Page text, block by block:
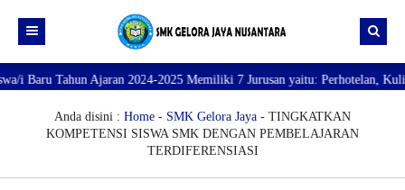
Beranda
PROFILE SEKOLAH
VISI dan MISI
DATA SISWA
JURUSAN
Ajaran 2024-2025 Memiliki 7 Jurusan yaitu: Perhotelan, Kuliner,
Anda disini : Home - SMK Gelora Jaya - TINGKATKAN
KOMPETENSI SISWA SMK DENGAN PEMBELAJARAN
TERDIFERENSIASI